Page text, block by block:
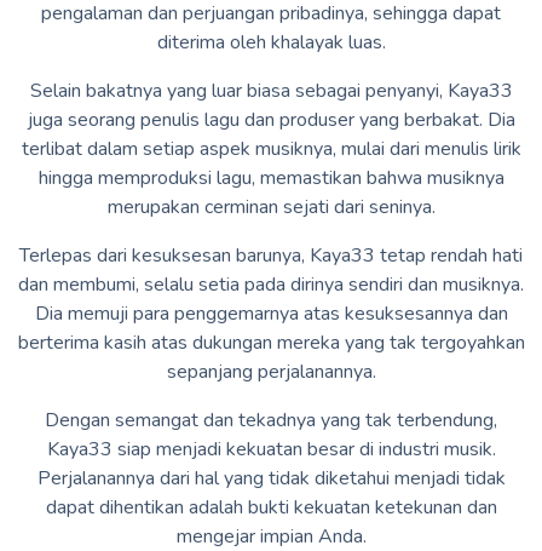
pengalaman dan perjuangan pribadinya, sehingga dapat
diterima oleh khalayak luas.
Selain bakatnya yang luar biasa sebagai penyanyi, Kaya33
juga seorang penulis lagu dan produser yang berbakat. Dia
terlibat dalam setiap aspek musiknya, mulai dari menulis lirik
hingga memproduksi lagu, memastikan bahwa musiknya
merupakan cerminan sejati dari seninya.
Terlepas dari kesuksesan barunya, Kaya33 tetap rendah hati
dan membumi, selalu setia pada dirinya sendiri dan musiknya.
Dia memuji para penggemarnya atas kesuksesannya dan
berterima kasih atas dukungan mereka yang tak tergoyahkan
sepanjang perjalanannya.
Dengan semangat dan tekadnya yang tak terbendung,
Kaya33 siap menjadi kekuatan besar di industri musik.
Perjalanannya dari hal yang tidak diketahui menjadi tidak
dapat dihentikan adalah bukti kekuatan ketekunan dan
mengejar impian Anda.